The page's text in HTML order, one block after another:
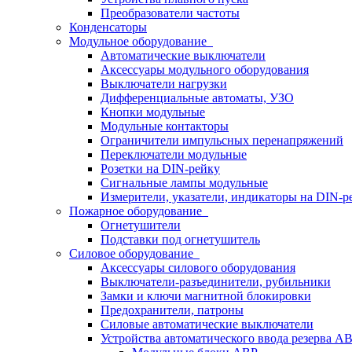
Преобразователи частоты
Конденсаторы
Модульное оборудование
Автоматические выключатели
Аксессуары модульного оборудования
Выключатели нагрузки
Дифференциальные автоматы, УЗО
Кнопки модульные
Модульные контакторы
Ограничители импульсных перенапряжений
Переключатели модульные
Розетки на DIN-рейку
Сигнальные лампы модульные
Измерители, указатели, индикаторы на DIN-
Пожарное оборудование
Огнетушители
Подставки под огнетушитель
Силовое оборудование
Аксессуары силового оборудования
Выключатели-разъединители, рубильники
Замки и ключи магнитной блокировки
Предохранители, патроны
Силовые автоматические выключатели
Устройства автоматического ввода резерва